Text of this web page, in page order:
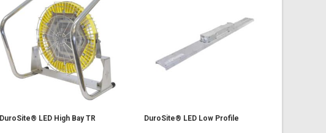
DuroSite® LED High Bay TR DuroSite® LED Low Profile